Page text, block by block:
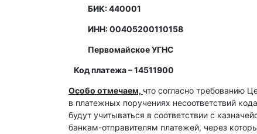
БИК: 440001
ИНН: 00405200110158
Первомайское УГНС
Код платежа – 14511900
Особо отмечаем, что согласно требованию
в платежных поручениях несоответствий
будут учитываться в соответствии с
банкам-отправителям платежей, через